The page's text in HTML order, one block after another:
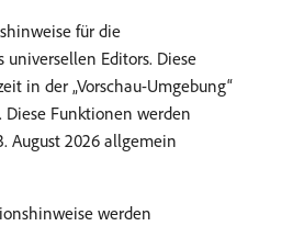
für die
universellen Editors. Diese
in der „Vorschau-Umgebung“
. Diese Funktionen werden
August 2026 allgemein
werden